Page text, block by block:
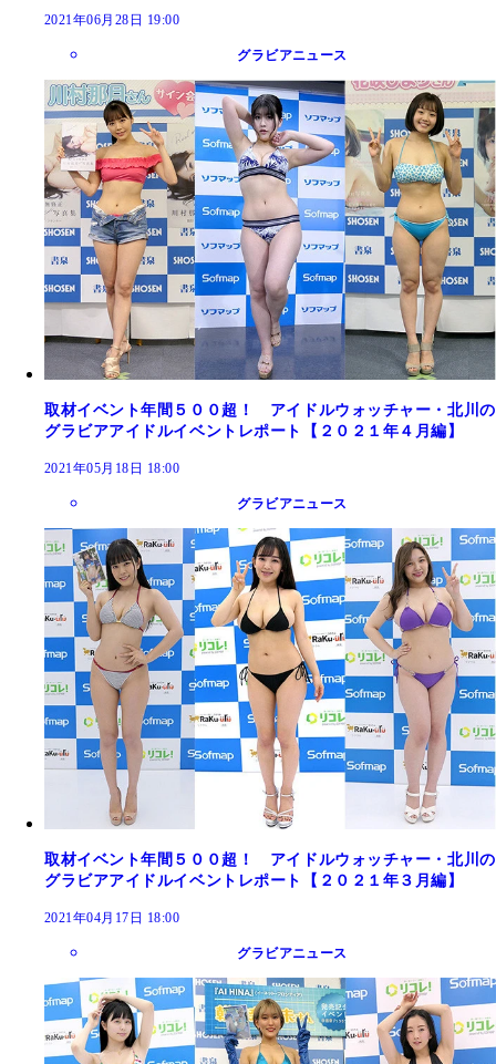
2021年06月28日 19:00
グラビアニュース
取材イベント年間５００超！ アイドルウォッチャー・北川の
グラビアアイドルイベントレポート【２０２１年４月編】
2021年05月18日 18:00
グラビアニュース
取材イベント年間５００超！ アイドルウォッチャー・北川の
グラビアアイドルイベントレポート【２０２１年３月編】
2021年04月17日 18:00
グラビアニュース